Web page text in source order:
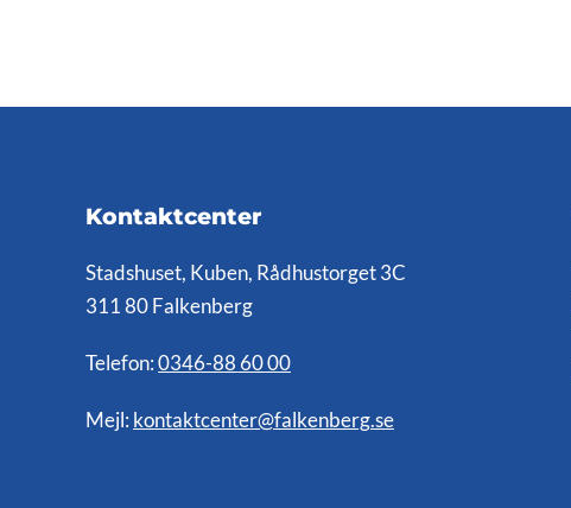
Kontaktcenter
Stadshuset, Kuben, Rådhustorget 3C
311 80 Falkenberg
Telefon: 0346-88 60 00
Mejl: kontaktcenter@falkenberg.se